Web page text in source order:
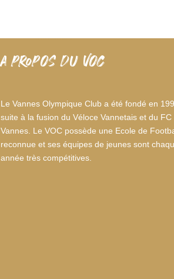
A PROPOS DU VOC
Le Vannes Olympique Club a été fondé en
suite à la fusion du Véloce Vannetais et du FC
Vannes. Le VOC possède une Ecole de
reconnue et ses équipes de jeunes sont
année très compétitives.